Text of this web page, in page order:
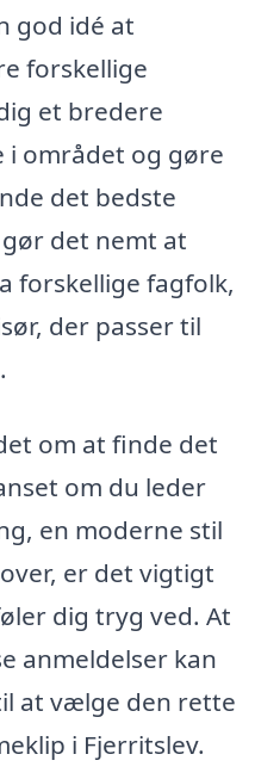
god idé at
forskellige
et bredere
i området og gøre
det bedste
det nemt at
forskellige fagfolk,
der passer til
om at finde det
om du leder
en moderne stil
er det vigtigt
dig tryg ved. At
anmeldelser kan
at vælge den rette
i Fjerritslev.